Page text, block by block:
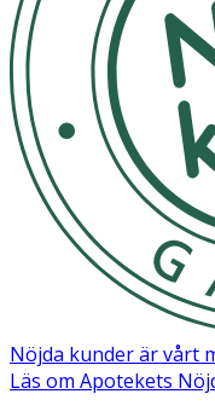
Nöjda kunder är vårt
Läs om Apotekets